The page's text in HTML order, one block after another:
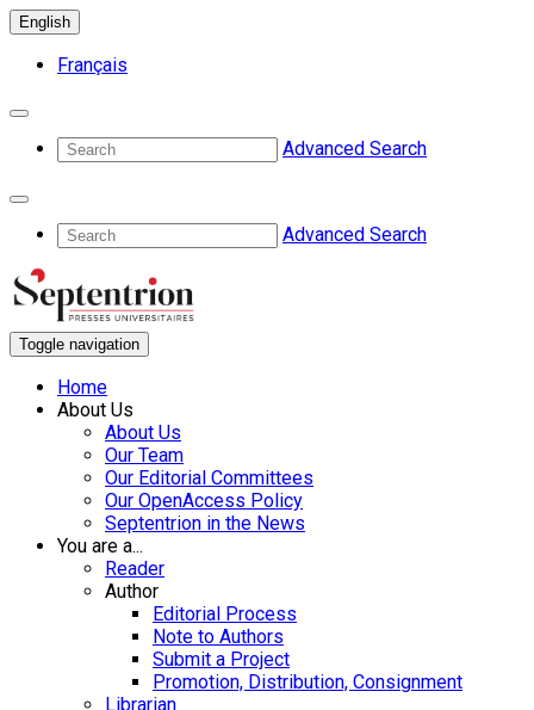
English
Français
Advanced Search
Advanced Search
Toggle navigation
Home
About Us
About Us
Our Team
Our Editorial Committees
Our OpenAccess Policy
Septentrion in the News
You are a...
Reader
Author
Editorial Process
Note to Authors
Submit a Project
Promotion, Distribution, Consignment
Librarian